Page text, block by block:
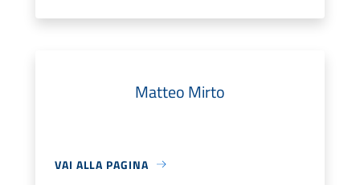
Matteo Mirto
VAI ALLA PAGINA